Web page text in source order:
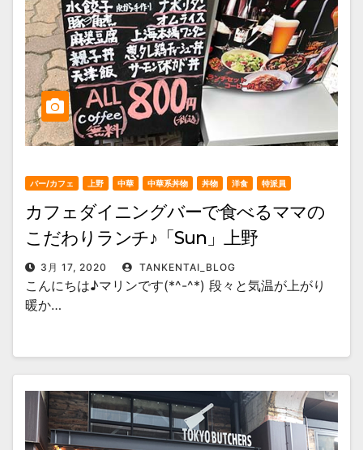
バー/カフェ 上野 中華 中華系丼物 丼物 洋食 特派員
カフェダイニングバーで食べるママの
こだわりランチ♪「Sun」上野
3月 17, 2020 TANKENTAI_BLOG
こんにちは♪マリンです(*^-^*) 段々と気温が上がり
暖か…